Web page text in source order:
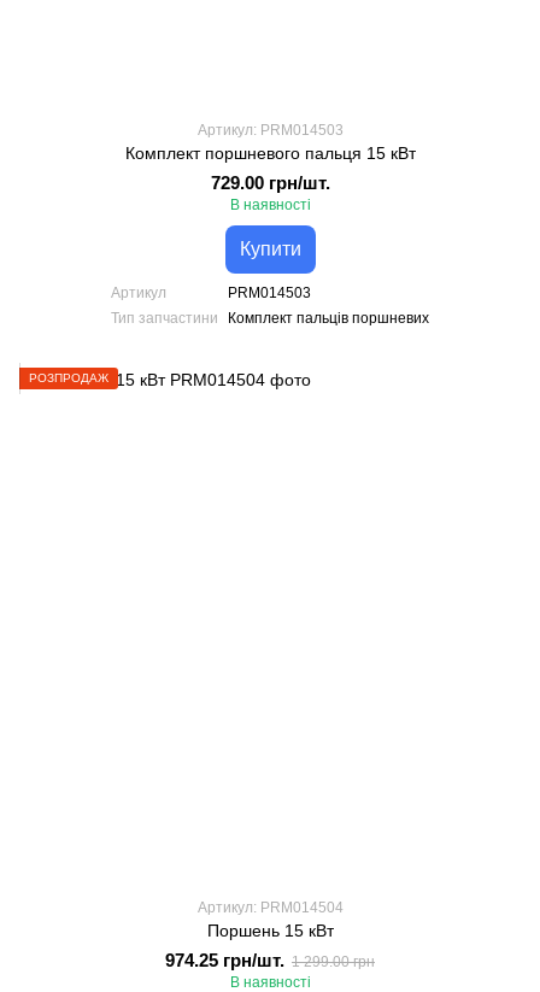
Артикул: PRM014503
Комплект поршневого пальця 15 кВт
729.00 грн/шт.
В наявності
Купити
Артикул
PRM014503
Тип запчастини
Комплект пальців поршневих
РОЗПРОДАЖ
Артикул: PRM014504
Поршень 15 кВт
974.25 грн/шт. 1 299.00 грн
В наявності